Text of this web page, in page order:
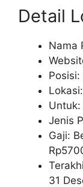
Detail
Nama
Untuk:
Jenis
Gaji:
Rp
31